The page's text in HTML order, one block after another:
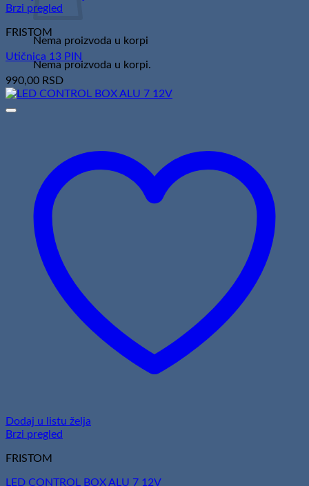
Nema proizvoda u korpi
Nema proizvoda u korpi.
Brzi pregled
FRISTOM
Utičnica 13 PIN
990,00 RSD
Dodaj u listu želja
Brzi pregled
FRISTOM
LED CONTROL BOX ALU 7 12V